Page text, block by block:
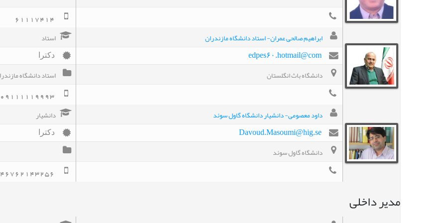
61117414
ابراهیم صالحی عمران- استاد دانشگاه مازندران استاد
edpes۶۰.hotmail@com دکترا
دانشگاه باث انگلستان استاد دانشگاه
09111119993
داود معصومی- دانشيار دانشگاه گاول سوئد دانشیار
Davoud.Masoumi@hig.se دکترا
دانشگاه گاول سوئد
46762143256
مدیر داخلی